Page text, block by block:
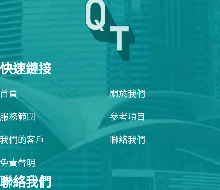
快速鏈接
首頁 關於我們
服務範圍 參考項目
我們的客戶 聯絡我們
免責聲明
聯絡我們